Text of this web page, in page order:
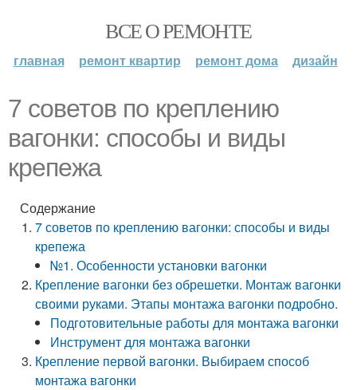
ВСЕ О РЕМОНТЕ
главная ремонт квартир ремонт дома дизайн
7 советов по креплению
вагонки: способы и виды
крепежа
Содержание
7 советов по креплению вагонки: способы и виды
крепежа
№1. Особенности установки вагонки
Крепление вагонки без обрешетки. Монтаж вагонки
своими руками. Этапы монтажа вагонки подробно.
Подготовительные работы для монтажа вагонки
Инструмент для монтажа вагонки
Крепление первой вагонки. Выбираем способ
монтажа вагонки